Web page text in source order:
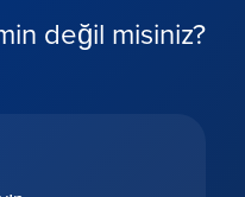
değil misiniz?